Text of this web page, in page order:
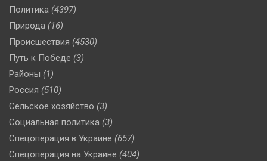
Политика (4397)
Природа (16)
Происшествия (4530)
Путь к Победе (3)
Районы (1)
Россия (510)
Сельское хозяйство (3)
Социальная политика (3)
Спецоперация в Украине (657)
Спецоперация на Украине (404)